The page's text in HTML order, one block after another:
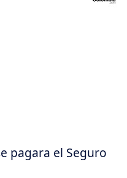
pagara el Seguro